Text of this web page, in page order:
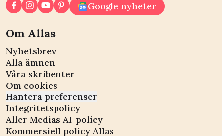
Google nyheter
Om Allas
Nyhetsbrev
Alla ämnen
Våra skribenter
Om cookies
Hantera preferenser
Integritetspolicy
Aller Medias AI-policy
Kommersiell policy Allas